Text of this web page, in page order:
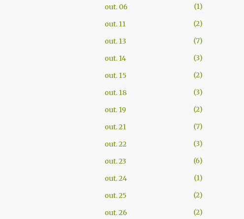
out. 06
1
out. 11
2
out. 13
7
out. 14
3
out. 15
2
out. 18
3
out. 19
2
out. 21
7
out. 22
3
out. 23
6
out. 24
1
out. 25
2
out. 26
2